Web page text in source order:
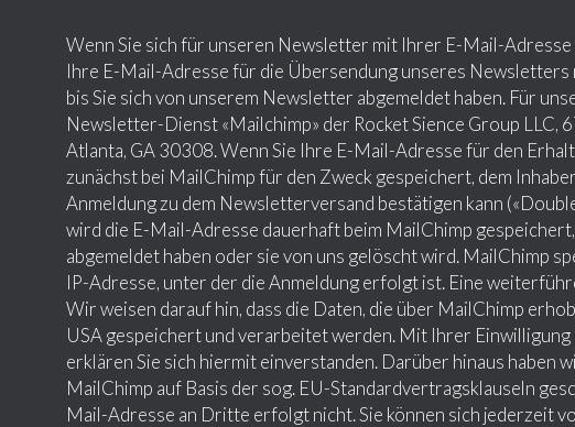
Wenn Sie sich für unseren Newsletter mit Ihrer E-Mail-
Ihre E-Mail-Adresse für die Übersendung unseres
bis Sie sich von unserem Newsletter abgemeldet haben. Für
Newsletter-Dienst «Mailchimp» der Rocket Sience Group LLC,
Atlanta, GA 30308. Wenn Sie Ihre E-Mail-Adresse für den
zunächst bei MailChimp für den Zweck gespeichert, dem
Anmeldung zu dem Newsletterversand bestätigen kann
wird die E-Mail-Adresse dauerhaft beim MailChimp
abgemeldet haben oder sie von uns gelöscht wird. MailChimp
IP-Adresse, unter der die Anmeldung erfolgt ist. Eine
Wir weisen darauf hin, dass die Daten, die über MailChimp
USA gespeichert und verarbeitet werden. Mit Ihrer
erklären Sie sich hiermit einverstanden. Darüber hinaus haben
MailChimp auf Basis der sog. EU-Standardvertragsklauseln
Mail-Adresse an Dritte erfolgt nicht. Sie können sich jederzeit